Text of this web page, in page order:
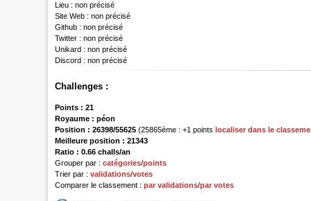
Lieu : non précisé
Site Web : non précisé
Github : non précisé
Twitter : non précisé
Unikard : non précisé
Discord : non précisé
Challenges :
Points : 21
Royaume : péon
Position : 26398/55625(25865ème : +1 pointslocaliser dans le
Meilleure position : 21343
Ratio : 0.66 challs/an
Grouper par :catégories/points
Trier par :validations/votes
Comparer le classement :par validations/par votes